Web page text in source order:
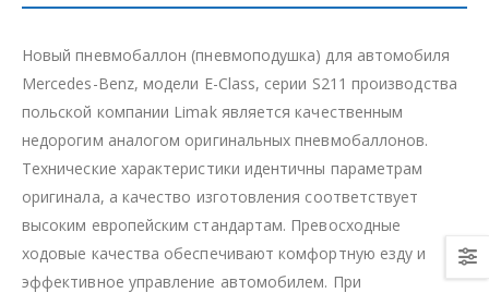
Новый пневмобаллон (пневмоподушка) для автомобиля
Mercedes-Benz, модели E-Class, серии S211 производства
польской компании Limak является качественным
недорогим аналогом оригинальных пневмобаллонов.
Технические характеристики идентичны параметрам
оригинала, а качество изготовления соответствует
высоким европейским стандартам. Превосходные
ходовые качества обеспечивают комфортную езду и
эффективное управление автомобилем. При